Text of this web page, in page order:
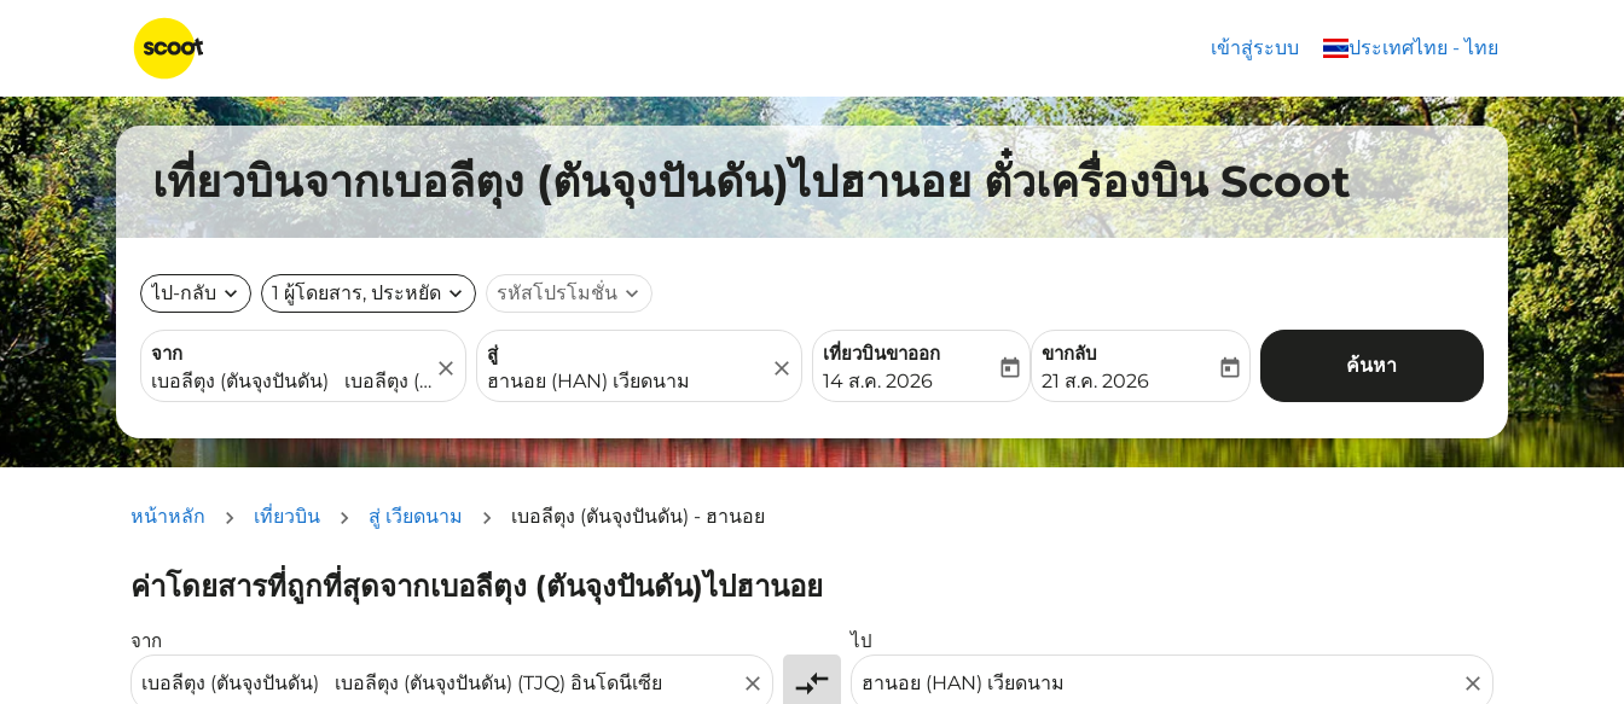
เข้าสู่ระบบ ประเทศไทย - ไทย
keyboard_arrow_down
เที่ยวบินจากเบอลีตุง (ตันจุงปันดัน)ไปฮานอย ตั๋วเครื่องบิน Scoot
ไป-กลับ expand_more 1 ผู้โดยสาร, ประหยัด expand_more รหัสโปรโมชั่น expand_more
จาก
close
สู่
close
เที่ยวบินขาออก
fc-booking-departure-date-aria-label
14 ส.ค. 2026
today
ขากลับ
fc-booking-return-date-aria-label
21 ส.ค. 2026
today ค้นหา
หน้าหลัก เที่ยวบิน สู่ เวียดนาม เบอลีตุง (ตันจุงปันดัน) - ฮานอย
ค่าโดยสารที่ถูกที่สุดจากเบอลีตุง (ตันจุงปันดัน)ไปฮานอย
จาก
close compare_arrows
ไป
close
ลองอัปเดตเส้นทางของคุณ (ต้นทางและ/หรือปลายทาง) หรือเลือกวันที่ด้านล่างเพื่อค้นหาข้อเสนอ